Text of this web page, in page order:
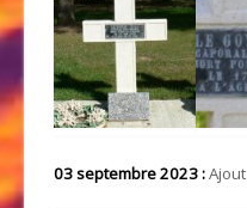
03 septembre 2023 :